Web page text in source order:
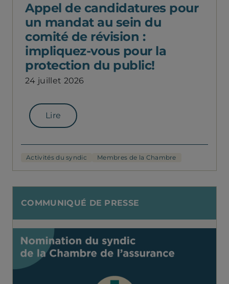
Appel de candidatures pour
un mandat au sein du
comité de révision :
impliquez-vous pour la
protection du public!
24 juillet 2026
Lire
Activités du syndic Membres de la Chambre
COMMUNIQUÉ DE PRESSE